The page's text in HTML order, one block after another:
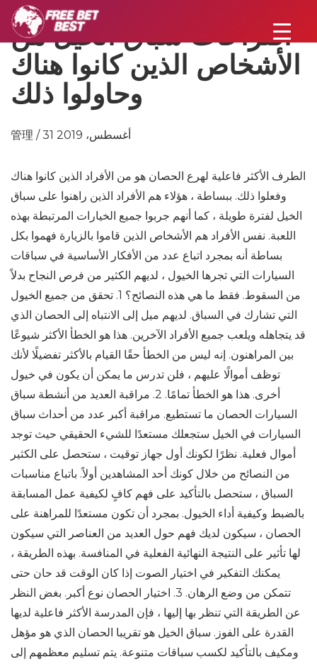
اقتراحات سباق الخيل من
الأشخاص الذين كانوا هناك
وحاولوا ذلك
管理 / 31 أغسطس، 2019
الطرف الأكثر فاعلية لهرع الحصان هو من الأفراد الذين كانوا هناك
وفعلوا ذلك. ببساطة ، هؤلاء هم الأفراد الذين راهنوا على سباق
الخيل لفترة طويلة ، كما أنهم جربوا جميع الخيارات المرتبطة بهذه
اللعبة. نفس الأفراد هم الأشخاص الذين قاموا بالزيارة فهموا بكل
بساطة أنه بمجرد اتباع عدد من الأفكار الأساسية في سباقات
السيارات التي تجرها الخيول ، لديهم الكثير من فرص النجاح بدلاً
من السقوط. فقط ما هي هذه النصائح؟ 1. تحقق من جميع الخيول
التي تشارك في السباق. لديهم ميل إلى الانتباه إلى الحصان الذي
قد يتجاهله ويلعب جميع الأفراد الآخرين. هذا هو الخطأ الأكثر شيوعًا
بين المراهنون. إنه ليس من الخطأ حقًا القيام بالأكثر تفضيلًا لأنك
توظف أموالًا عليهم ، فلن تدرس ما يمكن أن يكون في خيول
أخرى. هذا هو الخطأ تمامًا. 2. مراقبة العديد من أنشطة سباق
السيارات الحصان ما تستطيع. مراقبة أكبر عدد من أحداث سباق
السيارات في الخيل ستجعلك مستعدًا للشيء الحقيقي حيث توجد
أموال فعلية. نظرًا لكونك أول جهاز توقيت ، ستحصل على الكثير
من النصائح من خلال كونك أحد المشاهدين أولاً. باتباع مناسبات
السباق ، ستحصل بالتأكيد على فهم كافٍ لكيفية عمل المسابقة
بالضبط وكيفية أداء الخيول. بمجرد أن تكون مستعدًا للمراهنة على
الحصان ، سيكون لديك فهم حول العديد من العناصر التي سيكون
لها تأثير على النتيجة النهائية الفعلية في المنافسة. بهذه الطريقة ،
يمكنك التفكير في اختيار الصوت إذا كان الوقت قد حان حتى
تتمكن من وضع الرهان. 3. اختيار الحصان نوع أكبر. بغض النظر
عن الطريقة التي تنظر بها إليها ، فإن المدرسة الأكثر فاعلية لديها
القدرة على الفوز. سباق الخيل هو تقريبا الحصان الذي هو مؤهل
ومكيف بالتأكيد لكسب سباقات متنوعة. يتم تسليم معظمهم إلى